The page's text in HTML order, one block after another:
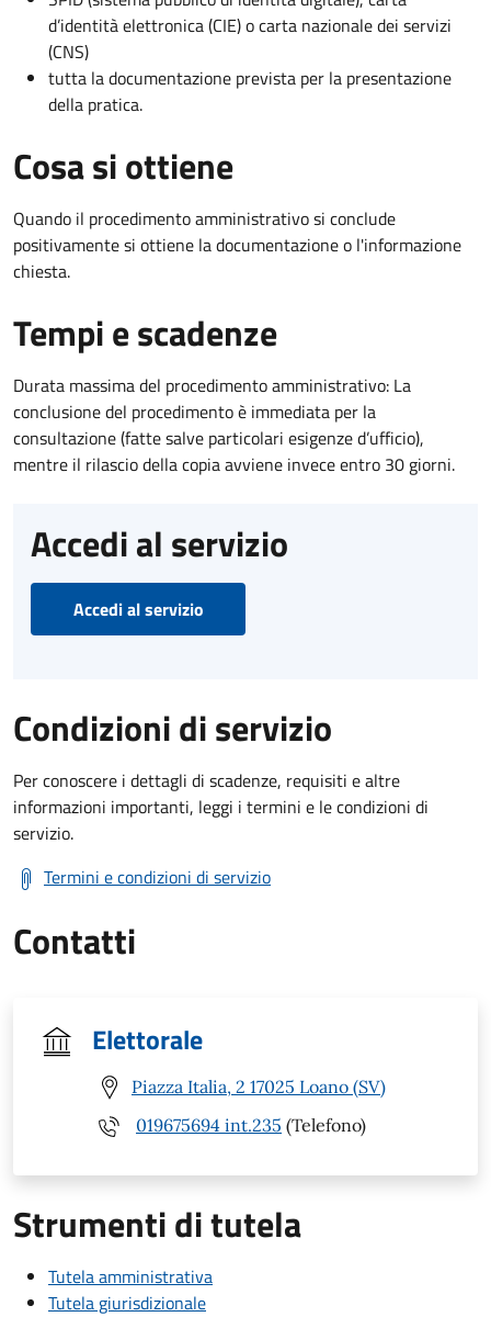
d’identità elettronica (CIE) o carta nazionale dei servizi
(CNS)
tutta la documentazione prevista per la presentazione
della pratica.
Cosa si ottiene
Quando il procedimento amministrativo si conclude
positivamente si ottiene la documentazione o l'informazione
chiesta.
Tempi e scadenze
Durata massima del procedimento amministrativo: La
conclusione del procedimento è immediata per la
consultazione (fatte salve particolari esigenze d’ufficio),
mentre il rilascio della copia avviene invece entro 30 giorni.
Accedi al servizio
Accedi al servizio
Condizioni di servizio
Per conoscere i dettagli di scadenze, requisiti e altre
informazioni importanti, leggi i termini e le condizioni di
servizio.
Termini e condizioni di servizio
Contatti
Elettorale
Piazza Italia, 2 17025 Loano (SV)
019675694 int.235 (Telefono)
Strumenti di tutela
Tutela amministrativa
Tutela giurisdizionale